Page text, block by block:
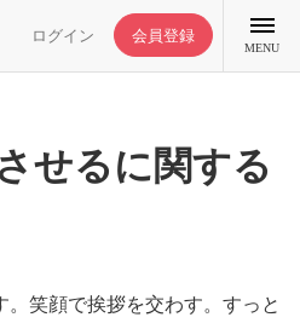
ログイン 会員登録
MENU
せるに関する
。笑顔で挨拶を交わす。すっと